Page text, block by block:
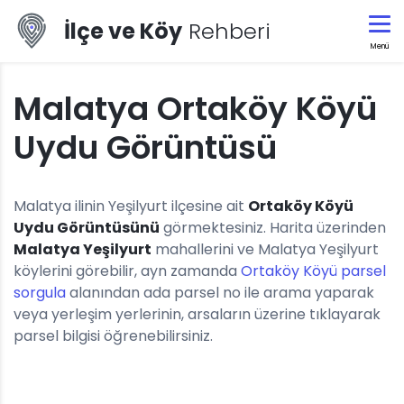
İlçe ve Köy Rehberi
Menü
Malatya Ortaköy Köyü
Uydu Görüntüsü
Malatya ilinin Yeşilyurt ilçesine ait Ortaköy Köyü
Uydu Görüntüsünü görmektesiniz. Harita üzerinden
Malatya Yeşilyurt mahallerini ve Malatya Yeşilyurt
köylerini görebilir, ayn zamanda Ortaköy Köyü parsel
sorgulaalanından ada parsel no ile arama yaparak
veya yerleşim yerlerinin, arsaların üzerine tıklayarak
parsel bilgisi öğrenebilirsiniz.